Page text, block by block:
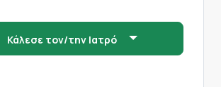
Κάλεσε τον/την Ιατρό